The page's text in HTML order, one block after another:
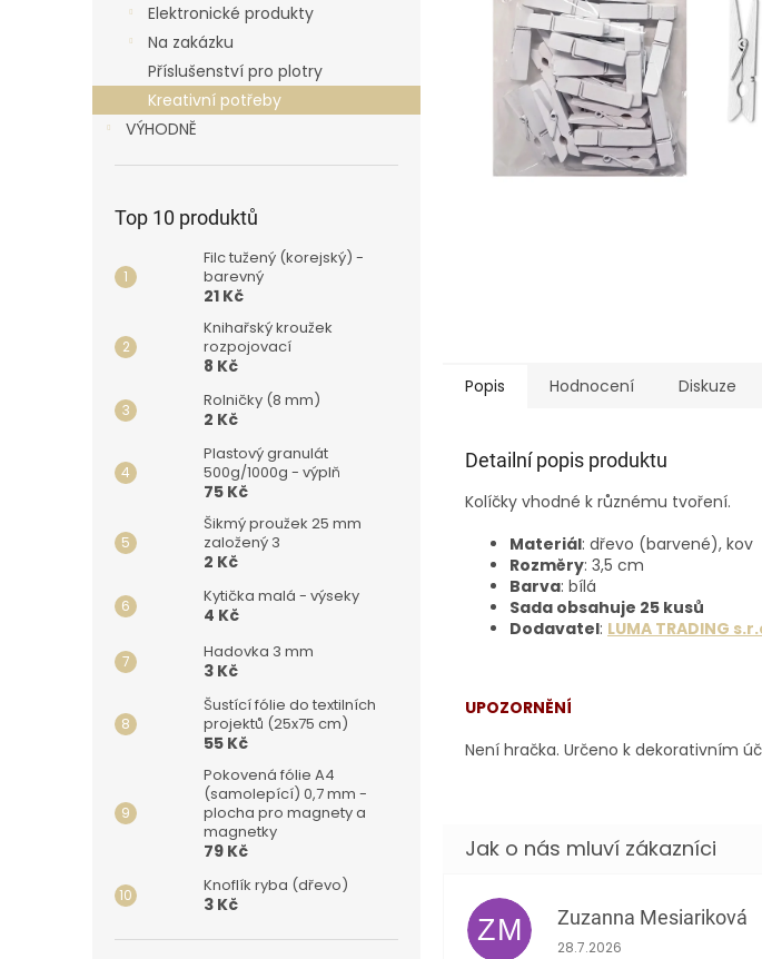
l
Elektronické produkty
Na zakázku
Příslušenství pro plotry
Kreativní potřeby
VÝHODNĚ
Top 10 produktů
Filc tužený (korejský) -
barevný
21 Kč
Knihařský kroužek
rozpojovací
8 Kč
Rolničky (8 mm)
2 Kč
Plastový granulát
500g/1000g - výplň
75 Kč
Šikmý proužek 25 mm
založený 3
2 Kč
Kytička malá - výseky
4 Kč
Hadovka 3 mm
3 Kč
Šustící fólie do textilních
projektů (25x75 cm)
55 Kč
Pokovená fólie A4
(samolepící) 0,7 mm -
plocha pro magnety a
magnetky
79 Kč
Knoflík ryba (dřevo)
3 Kč
Popis Hodnocení Diskuze
Detailní popis produktu
Kolíčky vhodné k různému tvoření.
Materiál: dřevo (barvené), kov
Rozměry: 3,5 cm
Barva: bílá
Sada obsahuje 25 kusů
Dodavatel: LUMA TRADING
UPOZORNĚNÍ
Není hračka. Určeno k dekorativním
ZM Zuzanna Mesiariková
Hodnocení obchodu je 5 z
28.7.2026